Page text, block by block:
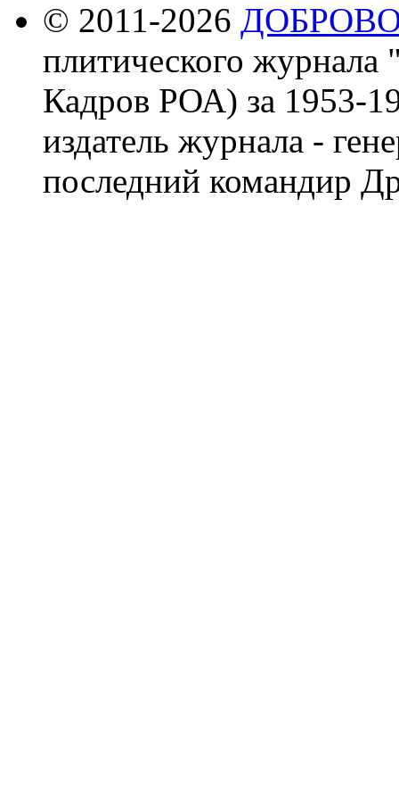
© 2011-2026
плитического
Кадров РОА) за 1953-
издатель журнала -
последний командир